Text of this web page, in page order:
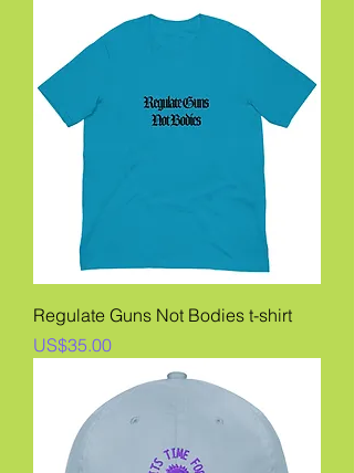
Regulate Guns Not Bodies t-shirt
價格
US$35.00